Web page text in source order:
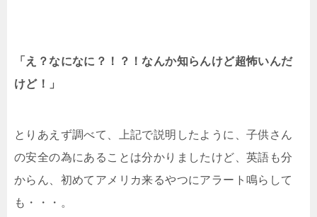
「え？なになに？！？！なんか知らんけど超怖いんだ
けど！」
とりあえず調べて、上記で説明したように、子供さん
の安全の為にあることは分かりましたけど、英語も分
からん、初めてアメリカ来るやつにアラート鳴らして
も・・・。